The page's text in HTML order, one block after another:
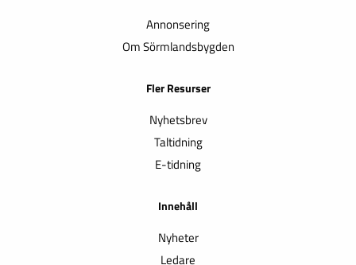
Annonsering
Om Sörmlandsbygden
Fler Resurser
Nyhetsbrev
Taltidning
E-tidning
Innehåll
Nyheter
Ledare